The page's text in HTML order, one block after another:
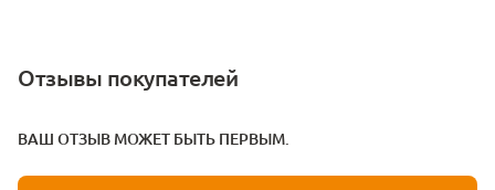
Отзывы покупателей
ВАШ ОТЗЫВ МОЖЕТ БЫТЬ ПЕРВЫМ.